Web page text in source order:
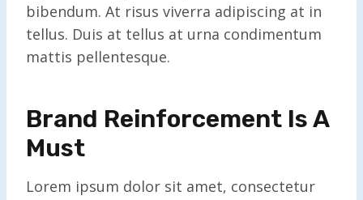
bibendum. At risus viverra adipiscing at in
tellus. Duis at tellus at urna condimentum
mattis pellentesque.
Brand Reinforcement Is A
Must
Lorem ipsum dolor sit amet, consectetur